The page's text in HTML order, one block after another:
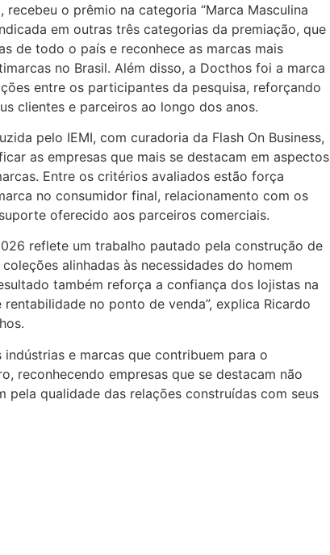
o prêmio na categoria “Marca Masculina
em outras três categorias da premiação, que
de todo o país e reconhece as marcas mais
no Brasil. Além disso, a Docthos foi a marca
entre os participantes da pesquisa, reforçando
clientes e parceiros ao longo dos anos.
pelo IEMI, com curadoria da Flash On Business,
as empresas que mais se destacam em aspectos
Entre os critérios avaliados estão força
no consumidor final, relacionamento com os
oferecido aos parceiros comerciais.
reflete um trabalho pautado pela construção de
alinhadas às necessidades do homem
também reforça a confiança dos lojistas na
no ponto de venda”, explica Ricardo
e marcas que contribuem para o
reconhecendo empresas que se destacam não
qualidade das relações construídas com seus